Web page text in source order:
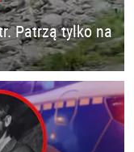
Patrzą tylko na